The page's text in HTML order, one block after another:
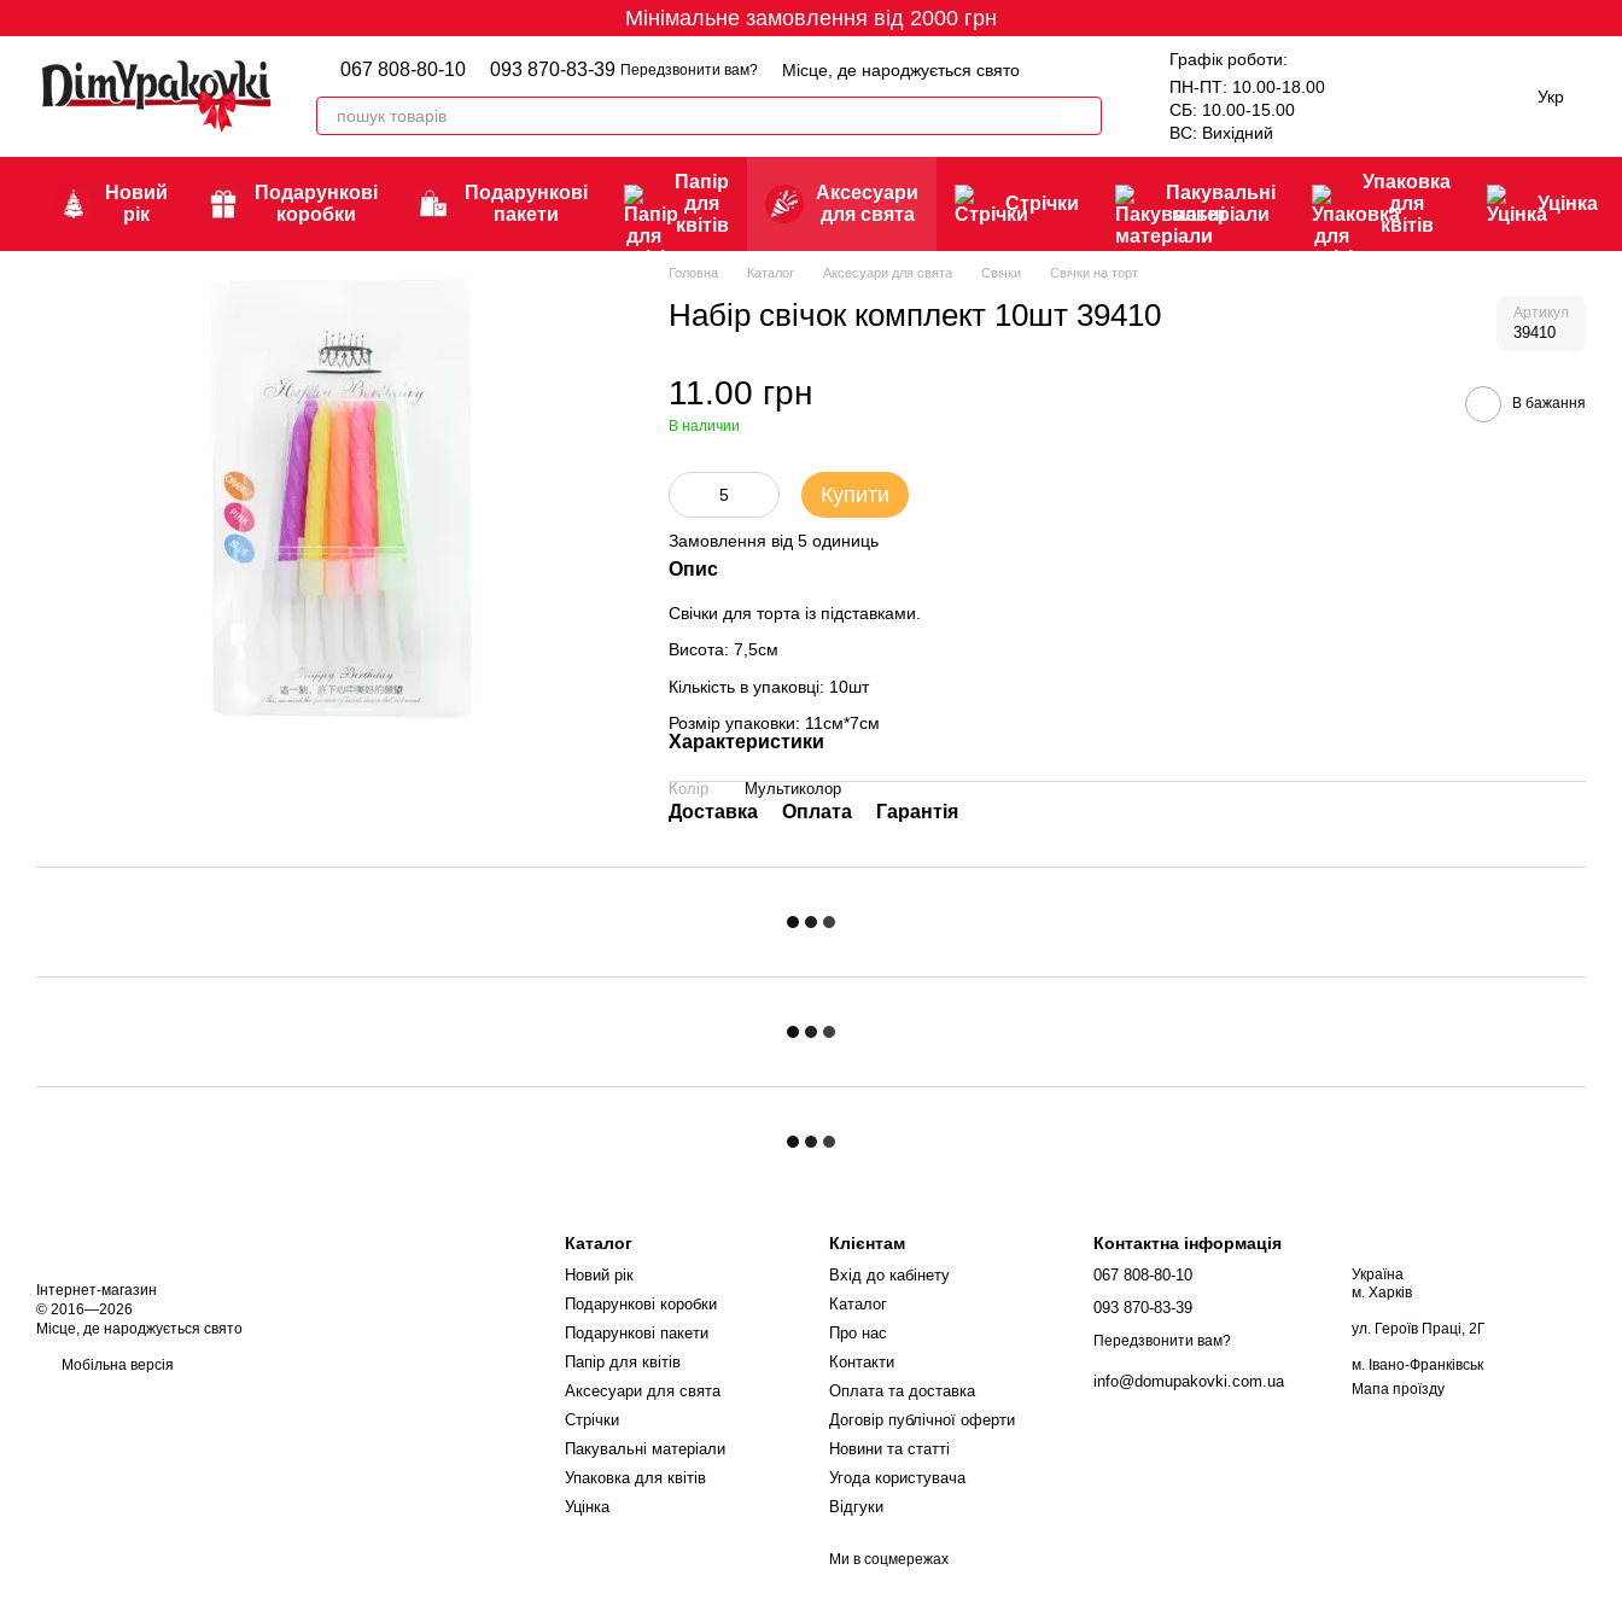
Мінімальне замовлення від 2000 грн
067 808-80-10 093 870-83-39 Передзвонити вам? Місце, де народжується свято
Графік роботи:
ПН-ПТ: 10.00-18.00
СБ: 10.00-15.00
ВС: Вихідний
Укр
Новий
рік
Подарункові
коробки
Подарункові
пакети
Папір
для
квітів
Аксесуари
для свята
Стрічки
Пакувальні
матеріали
Упаковка
для
квітів
Уцінка
Головна Каталог Аксесуари для свята Свічки Свічки на торт
Набiр свiчок комплект 10шт 39410 Артикул
39410
11.00 грн
В наличии
В бажання
Купити
Замовлення від 5 одиниць
Опис
Свічки для торта із підставками.
Висота: 7,5см
Кількість в упаковці: 10шт
Розмір упаковки: 11см*7см
Характеристики
Колір Мультиколор
Доставка Оплата Гарантія
Інтернет-магазин
© 2016—2026
Місце, де народжується свято
Мобільна версія
Каталог
Новий рік
Подарункові коробки
Подарункові пакети
Папір для квітів
Аксесуари для свята
Стрічки
Пакувальні матеріали
Упаковка для квітів
Уцінка
Клієнтам
Вхід до кабінету
Каталог
Про нас
Контакти
Оплата та доставка
Договір публічної оферти
Новини та статті
Угода користувача
Відгуки
Ми в соцмережах
Контактна інформація
067 808-80-10
093 870-83-39
Передзвонити вам?
info@domupakovki.com.ua
Україна
м. Харків
ул. Героїв Праці, 2Г
м. Івано-Франківськ
Мапа проїзду